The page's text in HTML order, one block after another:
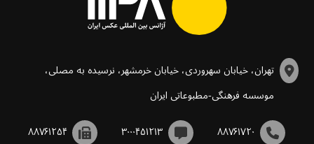
تهران، خیابان سهروردی، خیابان خرمشهر، نرسیده به مصلی،
موسسه فرهنگی-مطبوعاتی ایران
۸۸۷۶۱۷۲۰ ۳۰۰۰۴۵۱۲۱۳ ۸۸۷۶۱۲۵۴